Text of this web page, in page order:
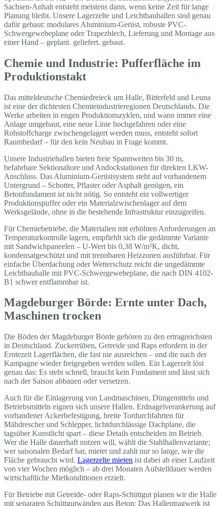
Sachsen-Anhalt entsteht meistens dann, wenn keine Zeit für lange
Planung bleibt. Unsere Lagerzelte und Leichtbauhallen sind genau
dafür gebaut: modulares Aluminium-Gerüst, robuste PVC-
Schwergewebeplane oder Trapezblech, Lieferung und Montage aus
einer Hand – geplant. geliefert. gebaut.
Chemie und Industrie: Pufferfläche im
Produktionstakt
Das mitteldeutsche Chemiedreieck um Halle, Bitterfeld und Leuna
ist eine der dichtesten Chemieindustrieregionen Deutschlands. Die
Werke arbeiten in engen Produktionszyklen, und wann immer eine
Anlage umgebaut, eine neue Linie hochgefahren oder eine
Rohstoffcharge zwischengelagert werden muss, entsteht sofort
Raumbedarf – für den kein Neubau in Frage kommt.
Unsere Industriehallen bieten freie Spannweiten bis 30 m,
befahrbare Sektionaltore und Andockstationen für direkten LKW-
Anschluss. Das Aluminium-Gerüstsystem steht auf vorhandenem
Untergrund – Schotter, Pflaster oder Asphalt genügen, ein
Betonfundament ist nicht nötig. So entsteht ein vollwertiger
Produktionspuffer oder ein Materialzwischenlager auf dem
Werksgelände, ohne in die bestehende Infrastruktur einzugreifen.
Für Chemiebetriebe, die Materialien mit erhöhten Anforderungen an
Temperaturkontrolle lagern, empfiehlt sich die gedämmte Variante
mit Sandwichpaneelen – U-Wert bis 0,38 W/m²K, dicht,
kondensatgeschützt und mit trennbaren Heizzonen ausführbar. Für
einfache Überdachung oder Wetterschutz reicht die ungedämmte
Leichtbauhalle mit PVC-Schwergewebeplane, die nach DIN 4102-
B1 schwer entflammbar ist.
Magdeburger Börde: Ernte unter Dach,
Maschinen trocken
Die Böden der Magdeburger Börde gehören zu den ertragreichsten
in Deutschland. Zuckerrüben, Getreide und Raps erfordern in der
Erntezeit Lagerflächen, die fast nie ausreichen – und die nach der
Kampagne wieder freigegeben werden sollen. Ein Lagerzelt löst
genau das: Es steht schnell, braucht kein Fundament und lässt sich
nach der Saison abbauen oder versetzen.
Auch für die Einlagerung von Landmaschinen, Düngemitteln und
Betriebsmitteln eignen sich unsere Hallen. Erdnagelverankerung auf
vorhandener Ackerbefestigung, breite Tordurchfahrten für
Mähdrescher und Schlepper, lichtdurchlässige Dachplane, die
tagsüber Kunstlicht spart – diese Details entscheiden im Betrieb.
Wer die Halle dauerhaft nutzen will, wählt die Stahlhallenvariante;
wer saisonalen Bedarf hat, mietet und zahlt nur so lange, wie die
Fläche gebraucht wird. Lagerzelte mieten ist dabei ab einer Laufzeit
von vier Wochen möglich – ab drei Monaten Aufstelldauer werden
wirtschaftliche Mietkonditionen erzielt.
Für Betriebe mit Getreide- oder Raps-Schüttgut planen wir die Halle
mit separaten Schüttgutwänden aus Beton: Das Hallentragwerk ist